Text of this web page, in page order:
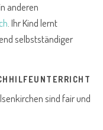
anderen
. Ihr Kind lernt
selbstständiger
sind fair und